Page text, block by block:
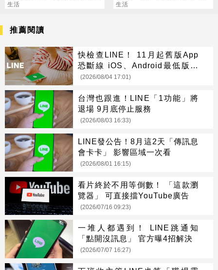
老公
生活
行人曝真相
生活
推薦閱讀
快檢查LINE！ 11月起舊版App
恐斷線 iOS、Android最低版本
一次看
(2026/08/04 17:01)
台灣也跟進！LINE「1功能」將
退場 9月底停止服務
(2026/08/03 16:33)
LINE發公告！8月這2天「傳訊息
會卡卡」 影響區域一次看
(2026/08/01 16:15)
看片終於不用等倒數！ 「這款瀏
覽器」 可直接擋YouTube廣告
(2026/07/16 09:23)
一堆人都遇到！ LINE跳通知
「點開沒訊息」 官方曝4招解決
(2026/07/07 16:27)